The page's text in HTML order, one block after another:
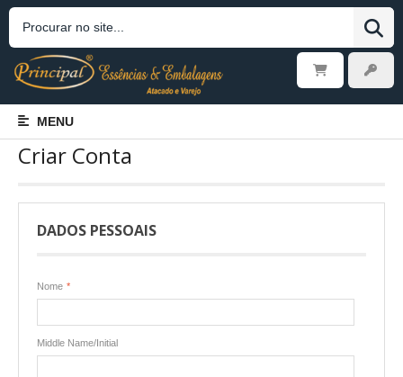
MENU
Criar Conta
DADOS PESSOAIS
*
Nome
Middle Name/Initial